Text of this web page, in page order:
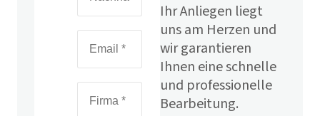
Ihr Anliegen liegt
uns am Herzen und
wir garantieren
Ihnen eine schnelle
und professionelle
Bearbeitung.